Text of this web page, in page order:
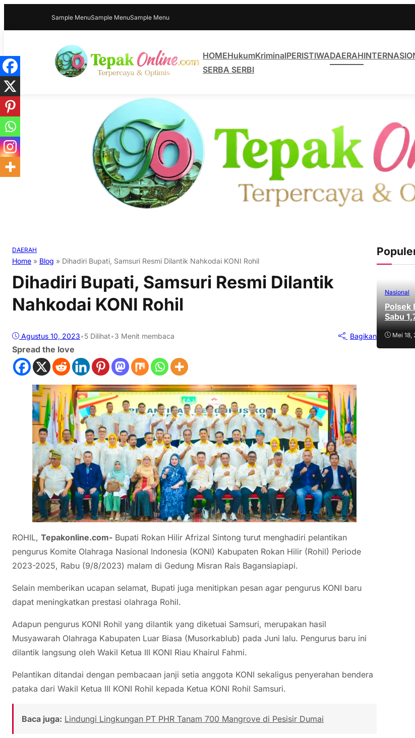
Sample MenuSample MenuSample Menu
HOMEHukumKriminalPERISTIWADAERAH
SERBA SERBI
DAERAH
Home » Blog » Dihadiri Bupati, Samsuri Resmi Dilantik Nahkodai KONI Rohil
Dihadiri Bupati, Samsuri Resmi Dilantik
Nahkodai KONI Rohil
Agustus 10, 2023•5 Dilihat•3 Menit membaca Bagikan
Spread the love
ROHIL, Tepakonline.com- Bupati Rokan Hilir Afrizal Sintong turut menghadiri pelantikan
pengurus Komite Olahraga Nasional Indonesia (KONI) Kabupaten Rokan Hilir (Rohil) Periode
2023-2025, Rabu (9/8/2023) malam di Gedung Misran Rais Bagansiapiapi.
Selain memberikan ucapan selamat, Bupati juga menitipkan pesan agar pengurus KONI baru
dapat meningkatkan prestasi olahraga Rohil.
Adapun pengurus KONI Rohil yang dilantik yang diketuai Samsuri, merupakan hasil
Musyawarah Olahraga Kabupaten Luar Biasa (Musorkablub) pada Juni lalu. Pengurus baru ini
dilantik langsung oleh Wakil Ketua III KONI Riau Khairul Fahmi.
Pelantikan ditandai dengan pembacaan janji setia anggota KONI sekaligus penyerahan bendera
pataka dari Wakil Ketua III KONI Rohil kepada Ketua KONI Rohil Samsuri.
Baca juga: Lindungi Lingkungan PT PHR Tanam 700 Mangrove di Pesisir Dumai
Nasional
Polsek
Sabu
Mei 18,